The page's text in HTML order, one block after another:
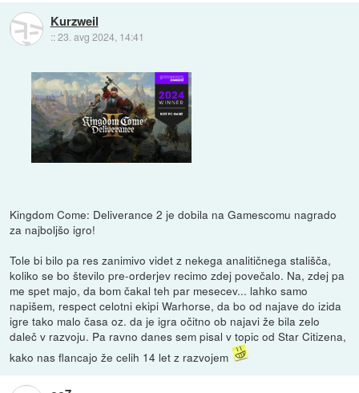
Kurzweil
::23. avg 2024, 14:41
Kingdom Come: Deliverance 2 je dobila na Gamescomu nagrado
za najboljšo igro!
Tole bi bilo pa res zanimivo videt z nekega analitičnega stališča,
koliko se bo število pre-orderjev recimo zdej povečalo. Na, zdej pa
me spet majo, da bom čakal teh par mesecev... lahko samo
napišem, respect celotni ekipi Warhorse, da bo od najave do izida
igre tako malo časa oz. da je igra očitno ob najavi že bila zelo
daleč v razvoju. Pa ravno danes sem pisal v topic od Star Citizena,
kako nas flancajo že celih 14 let z razvojem